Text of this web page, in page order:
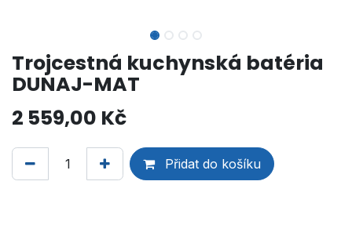
Trojcestná kuchynská batéria
DUNAJ-MAT
2 559,00 Kč
Přidat do košíku